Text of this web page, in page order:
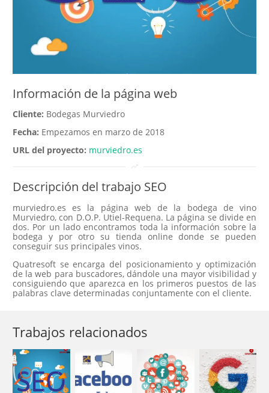
Información de la página web
Cliente: Bodegas Murviedro
Fecha: Empezamos en marzo de 2018
URL del proyecto: murviedro.es
Descripción del trabajo SEO
murviedro.es es la página web de la bodega de vino
Murviedro, con D.O.P. Utiel-Requena. La página se divide en
dos. Por un lado encontramos toda la información sobre la
bodega y por otro su tienda online donde se pueden
conseguir sus principales vinos.
Quatresoft se encarga del posicionamiento y optimización
de la web para buscadores, dándole una mayor visibilidad y
consiguiendo que aparezca en los primeros puestos de las
palabras clave determinadas conjuntamente con el cliente.
Trabajos relacionados